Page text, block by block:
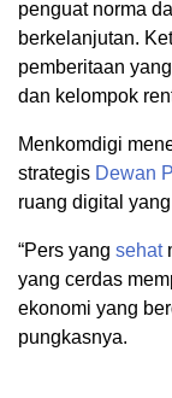
penguat norma
berkelanjutan.
pemberitaan
dan kelompok
Menkomdigi
strategis Dewan
ruang digital
“Pers yang sehat
yang cerdas
ekonomi yang
pungkasnya.